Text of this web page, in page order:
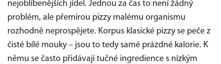
nejoblíbenějších jídel. Jednou za čas to není žádný
problém, ale přemírou pizzy malému organismu
rozhodně neprospějete. Korpus klasické pizzy se peče z
čisté bílé mouky – jsou to tedy samé prázdné kalorie. K
němu se často přidávají tučné ingredience s nízkým